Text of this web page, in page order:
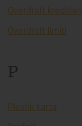
Overdraft kreditlari
Overdraft limiti
P
Plastik karta